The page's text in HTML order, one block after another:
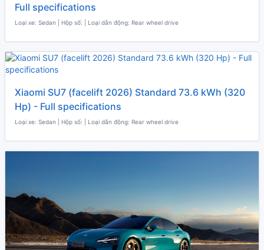
Full specifications
Loại xe: Sedan | Hộp số: | Loại dẫn động: Rear wheel drive
Xiaomi SU7 (facelift 2026) Standard 73.6 kWh (320
Hp) - Full specifications
Loại xe: Sedan | Hộp số: | Loại dẫn động: Rear wheel drive